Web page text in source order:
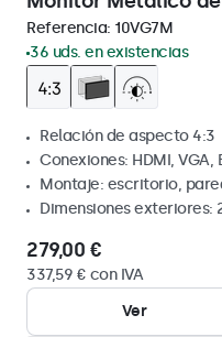
Referencia: 10VG7M
36 uds. en existencias
Relación de aspecto 4:3
Conexiones: HDMI, VGA,
Montaje: escritorio,
Dimensiones exteriores:
279,00 €
337,59 € con IVA
Ver